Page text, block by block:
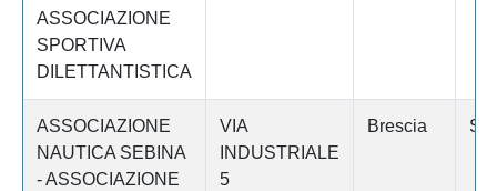
ASSOCIAZIONE
SPORTIVA
DILETTANTISTICA
ASSOCIAZIONE
NAUTICA SEBINA
- ASSOCIAZIONE
VIA
INDUSTRIALE
5
Brescia